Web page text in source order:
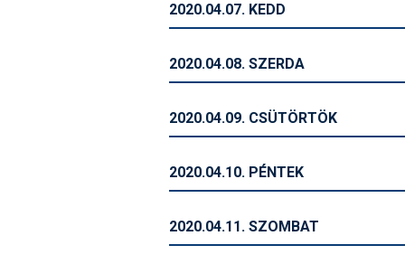
2020.04.07. KEDD
2020.04.08. SZERDA
2020.04.09. CSÜTÖRTÖK
2020.04.10. PÉNTEK
2020.04.11. SZOMBAT